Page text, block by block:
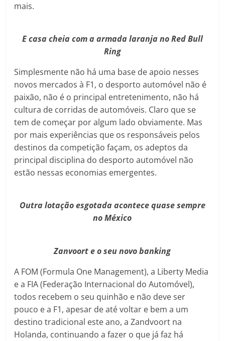
mais.
E casa cheia com a armada laranja no Red Bull
Ring
Simplesmente não há uma base de apoio nesses
novos mercados à F1, o desporto automóvel não é
paixão, não é o principal entretenimento, não há
cultura de corridas de automóveis. Claro que se
tem de começar por algum lado obviamente. Mas
por mais experiências que os responsáveis pelos
destinos da competição façam, os adeptos da
principal disciplina do desporto automóvel não
estão nessas economias emergentes.
Outra lotação esgotada acontece quase sempre
no México
Zanvoort e o seu novo banking
A FOM (Formula One Management), a Liberty Media
e a FIA (Federação Internacional do Automóvel),
todos recebem o seu quinhão e não deve ser
pouco e a F1, apesar de até voltar e bem a um
destino tradicional este ano, a Zandvoort na
Holanda, continuando a fazer o que já faz há